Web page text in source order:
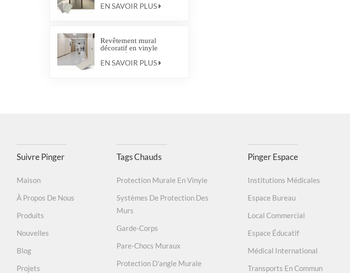
bois
EN SAVOIR PLUS
Revêtement mural
décoratif en vinyle
imperméable
EN SAVOIR PLUS
Suivre Pinger
Maison
À Propos De Nous
Produits
Nouvelles
Blog
Projets
Tags Chauds
Protection Murale En Vinyle
Systèmes De Protection Des
Murs
Garde-Corps
Pare-Chocs Muraux
Protection D'angle Murale
Pinger Espace
Institutions Médicales
Espace Bureau
Local Commercial
Espace Éducatif
Médical International
Transports En Commun